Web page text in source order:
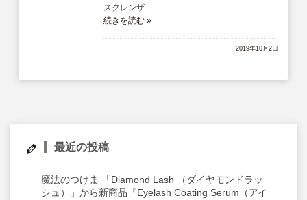
スクレンザ ...
続きを読む »
2019年10月2日
最近の投稿
魔法のつけま 「Diamond Lash （ダイヤモンドラッ
シュ）」から新商品『Eyelash Coating Serum（アイ